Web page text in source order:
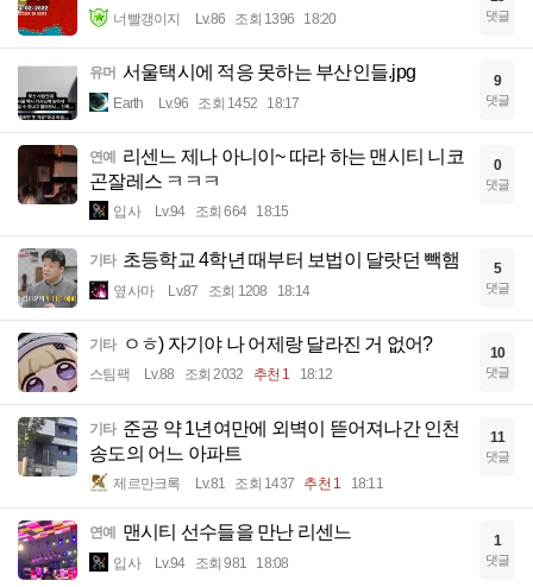
너빨갱이지 Lv.86 조회 1396 18:20 댓글
유머 서울택시에 적응 못하는 부산인들.jpg
Earth Lv.96 조회 1452 18:17
9
댓글
연예
리센느 제나 아니이~ 따라 하는 맨시티 니코
곤잘레스 ㅋㅋㅋ
입사 Lv.94 조회 664 18:15
0
댓글
기타 초등학교 4학년 때부터 보법이 달랏던 빽햄
옆사마 Lv.87 조회 1208 18:14
5
댓글
기타 ㅇㅎ) 자기야 나 어제랑 달라진 거 없어?
스팀팩 Lv.88 조회 2032 추천 1 18:12
10
댓글
기타 준공 약 1년여만에 외벽이 뜯어져나간 인천
송도의 어느 아파트
제르만크록 Lv.81 조회 1437 추천 1 18:11
11
댓글
연예 맨시티 선수들을 만난 리센느
입사 Lv.94 조회 981 18:08
1
댓글